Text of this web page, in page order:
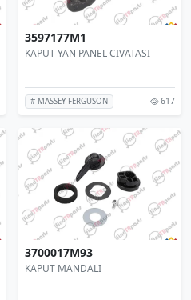
3597177M1
KAPUT YAN PANEL CIVATASI
# MASSEY FERGUSON 617
3700017M93
KAPUT MANDALI